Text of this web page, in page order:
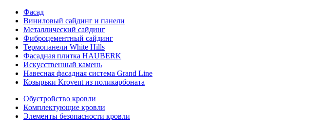
Фасад
Виниловый сайдинг и панели
Металлический сайдинг
Фиброцементный сайдинг
Термопанели White Hills
Фасадная плитка HAUBERK
Искусственный камень
Навесная фасадная система Grand Line
Козырьки Krovent из поликарбоната
Обустройство кровли
Комплектующие кровли
Элементы безопасности кровли